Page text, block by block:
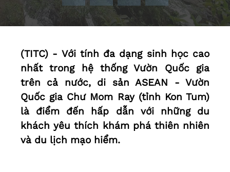
(TITC) - Với tính đa dạng sinh học cao
nhất trong hệ thống Vườn Quốc gia
trên cả nước, di sản ASEAN - Vườn
Quốc gia Chư Mom Ray (tỉnh Kon Tum)
là điểm đến hấp dẫn với những du
khách yêu thích khám phá thiên nhiên
và du lịch mạo hiểm.